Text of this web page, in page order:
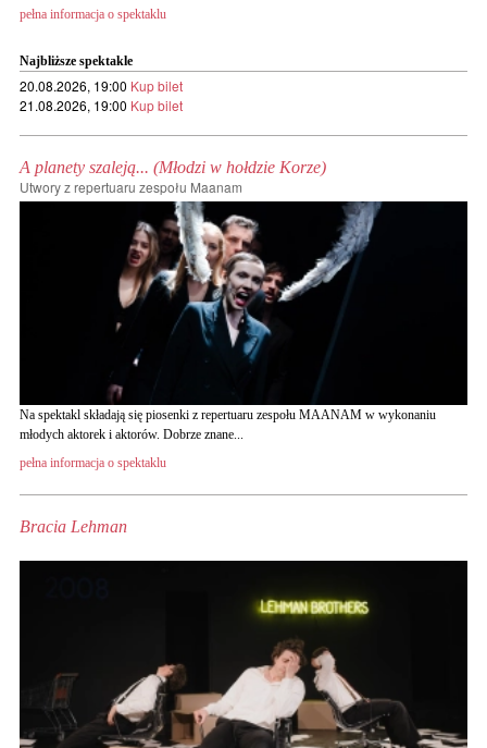
pełna informacja o spektaklu
Najbliższe spektakle
20.08.2026, 19:00 Kup bilet
21.08.2026, 19:00 Kup bilet
A planety szaleją... (Młodzi w hołdzie Korze)
Utwory z repertuaru zespołu Maanam
Na spektakl składają się piosenki z repertuaru zespołu MAANAM w wykonaniu
młodych aktorek i aktorów. Dobrze znane...
pełna informacja o spektaklu
Bracia Lehman